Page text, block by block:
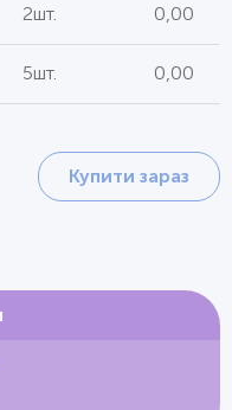
2шт. 0,00
5шт. 0,00
Купити зараз